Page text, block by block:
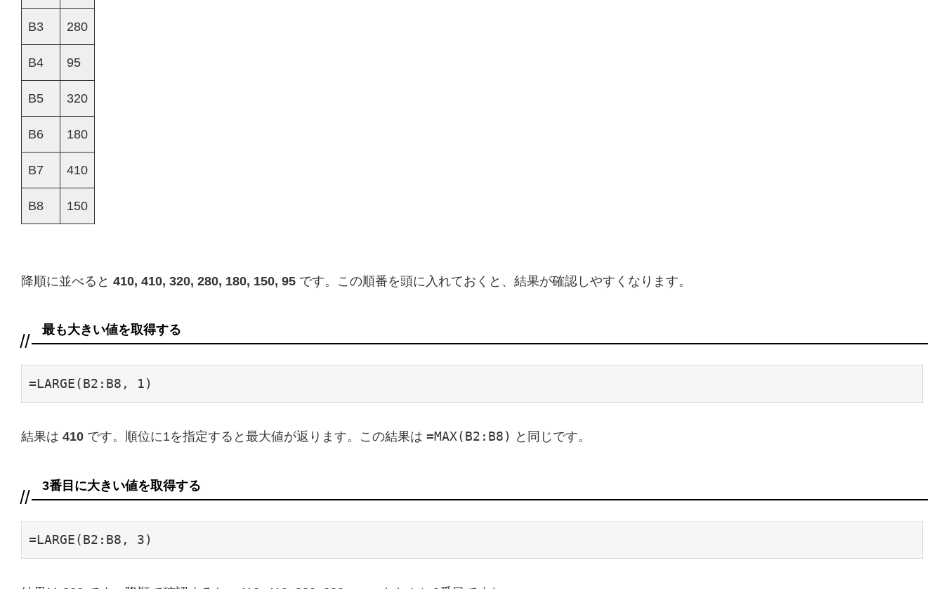
B3 280
B4 95
B5 320
B6 180
B7 410
B8 150
降順に並べると 410, 410, 320, 280, 180, 150, 95 です。この順番を頭に入れておくと、結果が確認しやすくなります。
最も大きい値を取得する
=LARGE(B2:B8, 1)
結果は 410 です。順位に1を指定すると最大値が返ります。この結果は =MAX(B2:B8) と同じです。
3番目に大きい値を取得する
=LARGE(B2:B8, 3)